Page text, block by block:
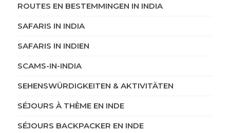
ROUTES EN BESTEMMINGEN IN INDIA
SAFARIS IN INDIA
SAFARIS IN INDIEN
SCAMS-IN-INDIA
SEHENSWÜRDIGKEITEN & AKTIVITÄTEN
SÉJOURS À THÈME EN INDE
SÉJOURS BACKPACKER EN INDE